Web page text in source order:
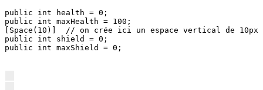
public int health = 0;
public int maxHealth = 100;
[Space(10)]  // on crée ici un espace vertical de 10px
public int shield = 0;
public int maxShield = 0;